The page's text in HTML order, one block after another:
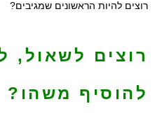
רוצים להיות הראשונים שמגיבים?
רוצים לשאול,
להוסיף משהו?